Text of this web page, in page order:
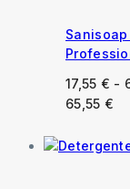
17,55 € -
65,55 €